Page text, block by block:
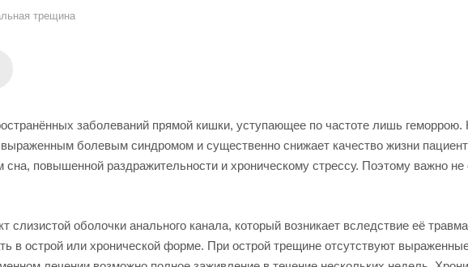
трещина
заболеваний прямой кишки, уступающее по частоте лишь
болевым синдромом и существенно снижает качество жизни
сна, повышенной раздражительности и хроническому стрессу. Поэтому важно
оболочки анального канала, который возникает вследствие её
в острой или хронической форме. При острой трещине отсутствуют